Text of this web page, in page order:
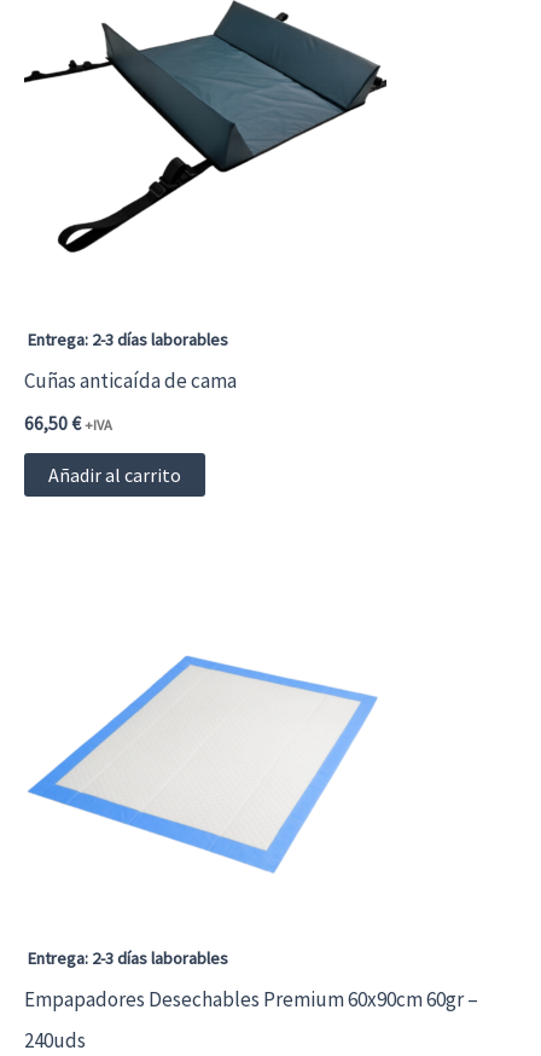
Entrega: 2-3 días laborables
Cuñas anticaída de cama
66,50€ +IVA
Añadir al carrito
Entrega: 2-3 días laborables
Empapadores Desechables Premium 60x90cm 60gr –
240uds